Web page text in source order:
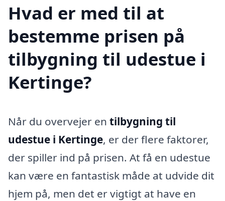
Hvad er med til at
bestemme prisen på
tilbygning til udestue i
Kertinge?
Når du overvejer en tilbygning til
udestue i Kertinge, er der flere faktorer,
der spiller ind på prisen. At få en udestue
kan være en fantastisk måde at udvide dit
hjem på, men det er vigtigt at have en